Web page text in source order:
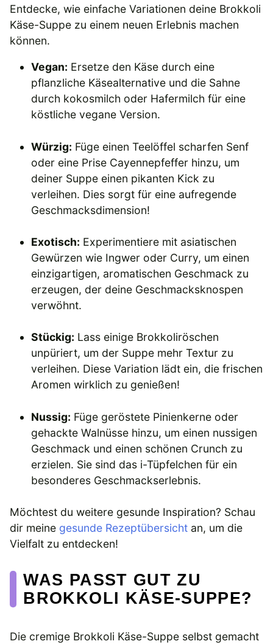
Entdecke, wie einfache Variationen deine Brokkoli
Käse-Suppe zu einem neuen Erlebnis machen
können.
Vegan: Ersetze den Käse durch eine
pflanzliche Käsealternative und die Sahne
durch kokosmilch oder Hafermilch für eine
köstliche vegane Version.
Würzig: Füge einen Teelöffel scharfen Senf
oder eine Prise Cayennepfeffer hinzu, um
deiner Suppe einen pikanten Kick zu
verleihen. Dies sorgt für eine aufregende
Geschmacksdimension!
Exotisch: Experimentiere mit asiatischen
Gewürzen wie Ingwer oder Curry, um einen
einzigartigen, aromatischen Geschmack zu
erzeugen, der deine Geschmacksknospen
verwöhnt.
Stückig: Lass einige Brokkoliröschen
unpüriert, um der Suppe mehr Textur zu
verleihen. Diese Variation lädt ein, die frischen
Aromen wirklich zu genießen!
Nussig: Füge geröstete Pinienkerne oder
gehackte Walnüsse hinzu, um einen nussigen
Geschmack und einen schönen Crunch zu
erzielen. Sie sind das i-Tüpfelchen für ein
besonderes Geschmackserlebnis.
Möchtest du weitere gesunde Inspiration? Schau
dir meine gesunde Rezeptübersicht an, um die
Vielfalt zu entdecken!
WAS PASST GUT ZU
BROKKOLI KÄSE-SUPPE?
Die cremige Brokkoli Käse-Suppe selbst gemacht